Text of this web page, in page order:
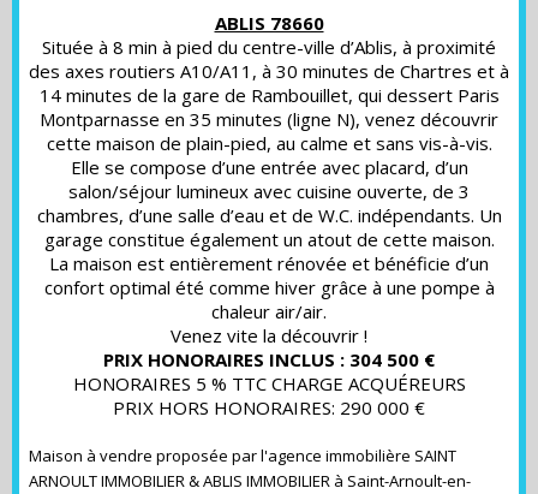
ABLIS 78660
Située à 8 min à pied du centre-ville d’Ablis, à proximité
des axes routiers A10/A11, à 30 minutes de Chartres et à
14 minutes de la gare de Rambouillet, qui dessert Paris
Montparnasse en 35 minutes (ligne N), venez découvrir
cette maison de plain-pied, au calme et sans vis-à-vis.
Elle se compose d’une entrée avec placard, d’un
salon/séjour lumineux avec cuisine ouverte, de 3
chambres, d’une salle d’eau et de W.C. indépendants. Un
garage constitue également un atout de cette maison.
La maison est entièrement rénovée et bénéficie d’un
confort optimal été comme hiver grâce à une pompe à
chaleur air/air.
Venez vite la découvrir !
PRIX HONORAIRES INCLUS : 304 500 €
HONORAIRES 5 % TTC CHARGE ACQUÉREURS
PRIX HORS HONORAIRES: 290 000 €
Maison à vendre proposée par l'agence immobilière SAINT
ARNOULT IMMOBILIER & ABLIS IMMOBILIER à Saint-Arnoult-en-